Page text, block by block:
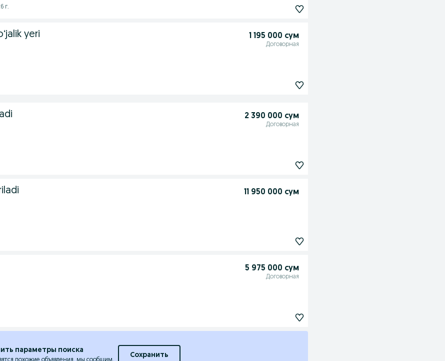
г.
yeri 1 195 000 сум
Договорная
2 390 000 сум
Договорная
11 950 000 сум
5 975 000 сум
Договорная
параметры поиска
Сохранить